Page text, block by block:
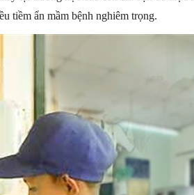
tiềm ẩn mầm bệnh nghiêm trọng.